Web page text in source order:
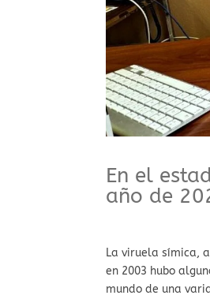
⁠En el
año de
La viruela símica,
en 2003 hubo
mundo de una